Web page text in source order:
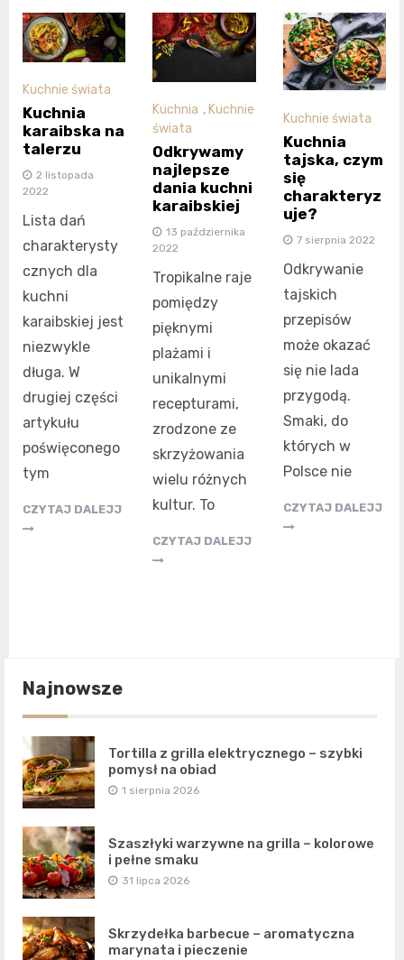
Kuchnie świata
Kuchnia
karaibska na
talerzu
2 listopada
2022
Lista dań
charakterysty
cznych dla
kuchni
karaibskiej jest
niezwykle
długa. W
drugiej części
artykułu
poświęconego
tym
CZYTAJ DALEJJ
Kuchnia , Kuchnie
świata
Odkrywamy
najlepsze
dania kuchni
karaibskiej
13 października
2022
Tropikalne raje
pomiędzy
pięknymi
plażami i
unikalnymi
recepturami,
zrodzone ze
skrzyżowania
wielu różnych
kultur. To
CZYTAJ DALEJJ
Kuchnie świata
Kuchnia
tajska, czym
się
charakteryz
uje?
7 sierpnia 2022
Odkrywanie
tajskich
przepisów
może okazać
się nie lada
przygodą.
Smaki, do
których w
Polsce nie
CZYTAJ DALEJJ
Najnowsze
Tortilla z grilla elektrycznego – szybki
pomysł na obiad
1 sierpnia 2026
Szaszłyki warzywne na grilla – kolorowe
i pełne smaku
31 lipca 2026
Skrzydełka barbecue – aromatyczna
marynata i pieczenie